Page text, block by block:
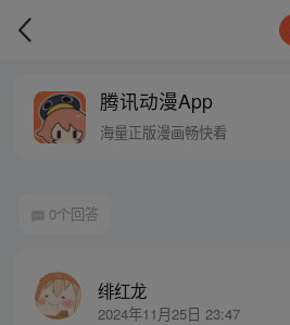
腾讯动漫App
海量正版漫画畅快看
0个回答
绯红龙
2024年11月25日 23:47